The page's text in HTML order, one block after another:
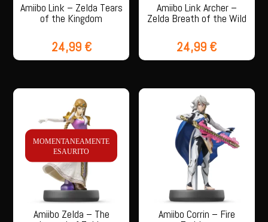
Amiibo Link – Zelda Tears
of the Kingdom
24,99 €
Amiibo Link Archer –
Zelda Breath of the Wild
24,99 €
MOMENTANEAMENTE
ESAURITO
Amiibo Zelda – The Amiibo Corrin – Fire